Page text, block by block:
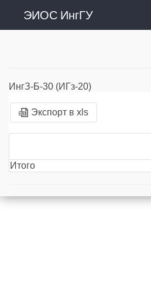
ЭИОС ИнгГУ
ИнгЗ-Б-30 (ИГз-20)
Экспорт в xls
Итого